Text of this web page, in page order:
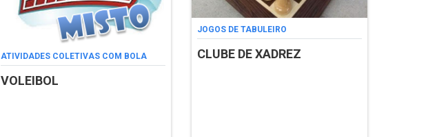
ATIVIDADES COLETIVAS COM BOLA
VOLEIBOL
JOGOS DE TABULEIRO
CLUBE DE XADREZ